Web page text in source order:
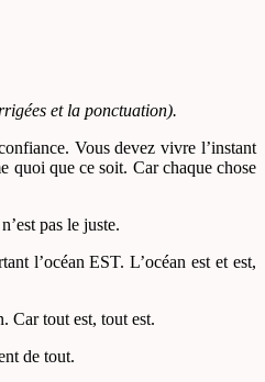
et la ponctuation).
Vous devez vivre l’instant
quoi que ce soit. Car chaque chose
pas le juste.
l’océan EST. L’océan est et est,
Car tout est, tout est.
de tout.